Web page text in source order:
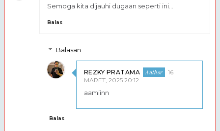
Semoga kita dijauhi dugaan seperti ini...
Balas
Balasan
REZKY PRATAMA
16
MARET, 2025 20:12
aamiinn
Balas